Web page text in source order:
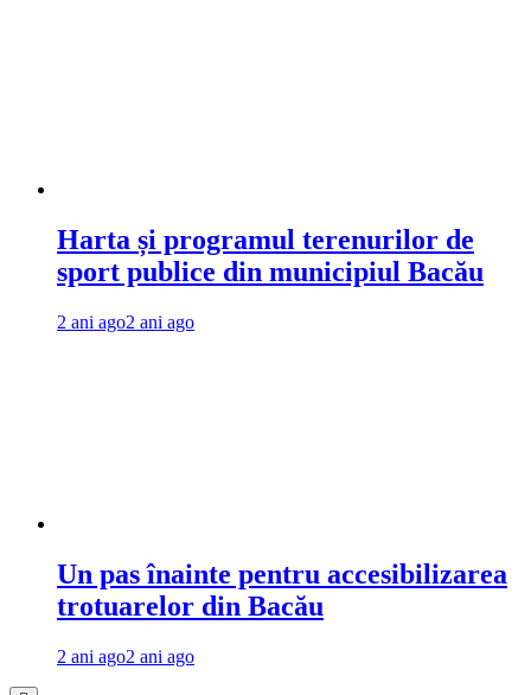
Harta și programul terenurilor de
sport publice din municipiul Bacău
2 ani ago2 ani ago
Un pas înainte pentru accesibilizarea
trotuarelor din Bacău
2 ani ago2 ani ago